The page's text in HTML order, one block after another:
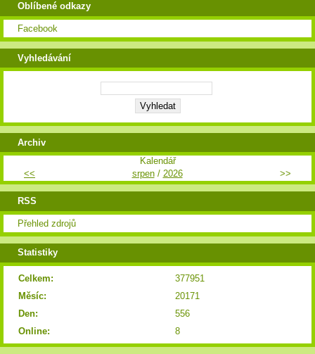
Oblíbené odkazy
Facebook
Vyhledávání
Archiv
Kalendář
<<
srpen/ 2026 >>
RSS
Přehled zdrojů
Statistiky
Online: 8
Celkem:
377951
Měsíc:
20171
Den:
556